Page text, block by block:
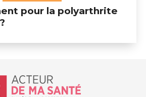
pour la polyarthrite
- Acteur de ma santé, by